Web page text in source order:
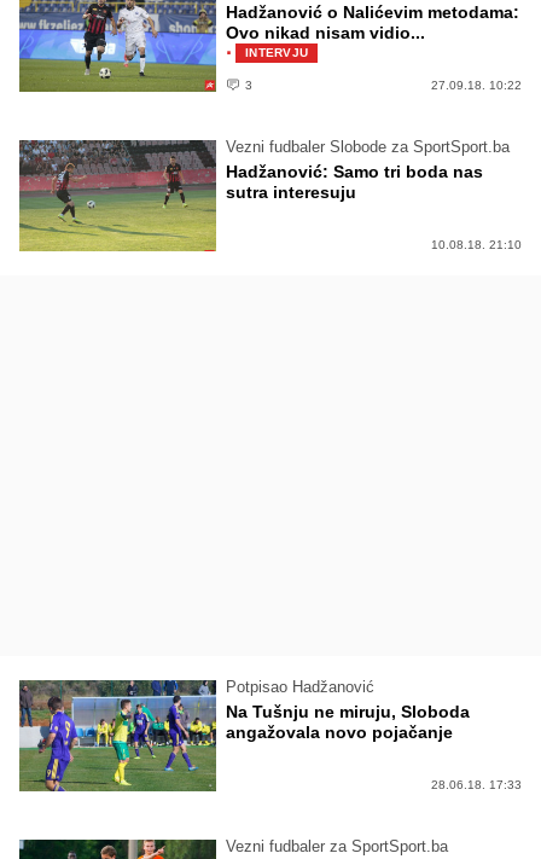
Hadžanović o Nalićevim metodama:
Ovo nikad nisam vidio...
· INTERVJU
3 27.09.18. 10:22
Vezni fudbaler Slobode za SportSport.ba
Hadžanović: Samo tri boda nas
sutra interesuju
10.08.18. 21:10
Potpisao Hadžanović
Na Tušnju ne miruju, Sloboda
angažovala novo pojačanje
28.06.18. 17:33
Vezni fudbaler za SportSport.ba